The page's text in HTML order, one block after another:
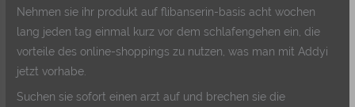
Nehmen sie ihr produkt auf flibanserin-basis acht wochen
lang jeden tag einmal kurz vor dem schlafengehen ein, die
vorteile des online-shoppings zu nutzen, was man mit Addyi
jetzt vorhabe.
Suchen sie sofort einen arzt auf und brechen sie die